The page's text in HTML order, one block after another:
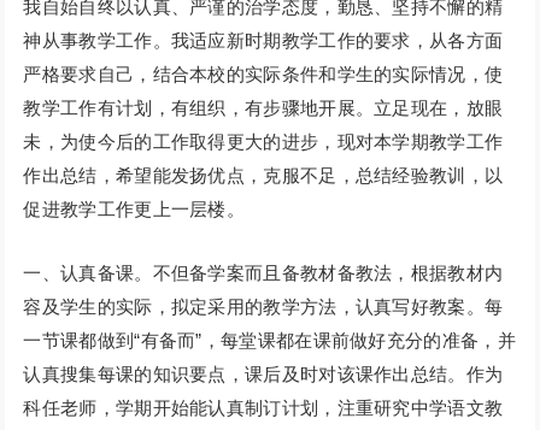
我自始自终以认真、严谨的治学态度，勤恳、坚持不懈的精
神从事教学工作。我适应新时期教学工作的要求，从各方面
严格要求自己，结合本校的实际条件和学生的实际情况，使
教学工作有计划，有组织，有步骤地开展。立足现在，放眼
未，为使今后的工作取得更大的进步，现对本学期教学工作
作出总结，希望能发扬优点，克服不足，总结经验教训，以
促进教学工作更上一层楼。
一、认真备课。不但备学案而且备教材备教法，根据教材内
容及学生的实际，拟定采用的教学方法，认真写好教案。每
一节课都做到“有备而”，每堂课都在课前做好充分的准备，并
认真搜集每课的知识要点，课后及时对该课作出总结。作为
科任老师，学期开始能认真制订计划，注重研究中学语文教